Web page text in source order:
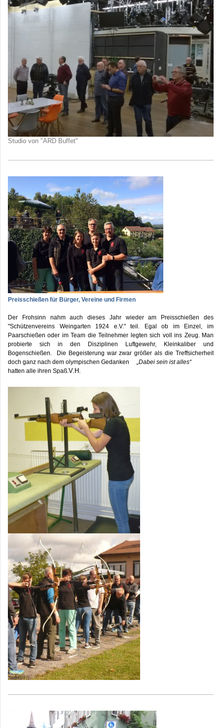
Studio von "ARD Buffet"
Preisschießen für Bürger, Vereine und Firmen
Der Frohsinn nahm auch dieses Jahr wieder am Preisschießen des
"Schützenvereins Weingarten 1924 e.V." teil. Egal ob im Einzel, im
Paarschießen oder im Team die Teilnehmer legten sich voll ins Zeug. Man
probierte sich in den Disziplinen Luftgewehr, Kleinkaliber und
Bogenschießen. Die Begeisterung war zwar größer als die Treffsicherheit
doch ganz nach dem olympischen Gedanken
„Dabei sein ist alles“
hatten alle ihren Spaß. V.H.